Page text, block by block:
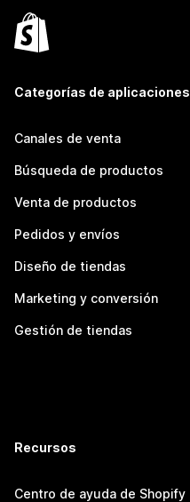
Categorías de aplicaciones
Canales de venta
Búsqueda de productos
Venta de productos
Pedidos y envíos
Diseño de tiendas
Marketing y conversión
Gestión de tiendas
Recursos
Centro de ayuda de Shopify